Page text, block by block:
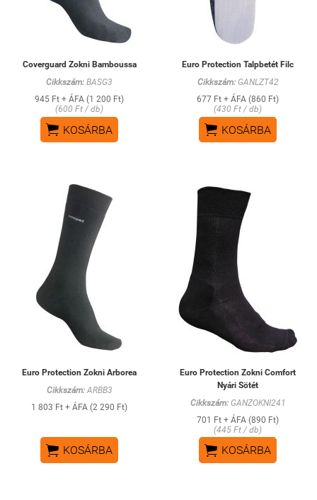
Coverguard Zokni Bamboussa
Cikkszám: BASG3
945 Ft + ÁFA (1 200 Ft)
(600 Ft / db)
 KOSÁRBA
Euro Protection Talpbetét Filc
Cikkszám:GANLZT42
677 Ft + ÁFA (860 Ft)
(430 Ft / db)
 KOSÁRBA
Euro Protection Zokni Arborea
Cikkszám:ARBB3
1 803 Ft + ÁFA (2 290 Ft)
 KOSÁRBA
Euro Protection Zokni Comfort
Nyári Sötét
Cikkszám:GANZOKNI241
701 Ft + ÁFA (890 Ft)
(445 Ft / db)
 KOSÁRBA